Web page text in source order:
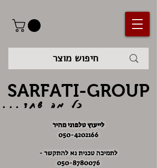
SARFATI-GROUP
לייעוץ טלפוני מהיר
050-4202166
לתמיכה טכנית נא להתקשר -
050-8780076
כל מה שחד...